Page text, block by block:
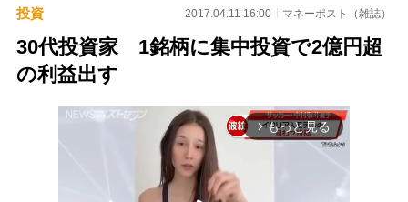
投資 2017.04.11 16:00 マネーポスト（雑誌）
30代投資家 1銘柄に集中投資で2億円超
の利益出す
arrow_forward_ios もっと見る